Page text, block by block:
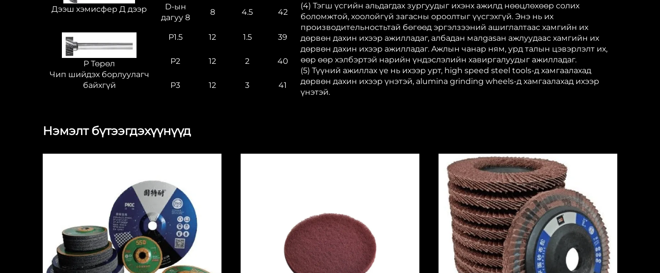
(4) Тэгш үсгийн альдагдах зургуудыг ихэнх ажилд нөөцлөхөөр солих
боломжтой, хоолойгүй загасны ороолтыг үүсгэхгүй. Энэ нь их
производительностьтай бөгөөд эргэлзээний ашиглалтаас хамгийн их
дөрвөн дахин ихээр ажилладаг, албадан малgasан ажлуудаас хамгийн их
дөрвөн дахин ихээр ажилладаг. Ажлын чанар ням, урд талын цэвэрлэлт их,
өөр өөр хэлбэртэй нарийн үндэслэлийн хавиргалуудыг ажилладаг.
(5) Түүний ажиллах үе нь ихээр урт, high speed steel tools-д хамгаалахад
дөрвөн дахин ихээр үнэтэй, alumina grinding wheels-д хамгаалахад ихээр
үнэтэй.
Дээш хэмисфер Д дээр
D-ын
дагуу 8
8 4.5 42
P Төрөл
Чип шийдэх борлуулагч
байхгүй
P1.5 12 1.5 39
P2 12 2 40
P3 12 3 41
Нэмэлт бүтээгдэхүүнүүд